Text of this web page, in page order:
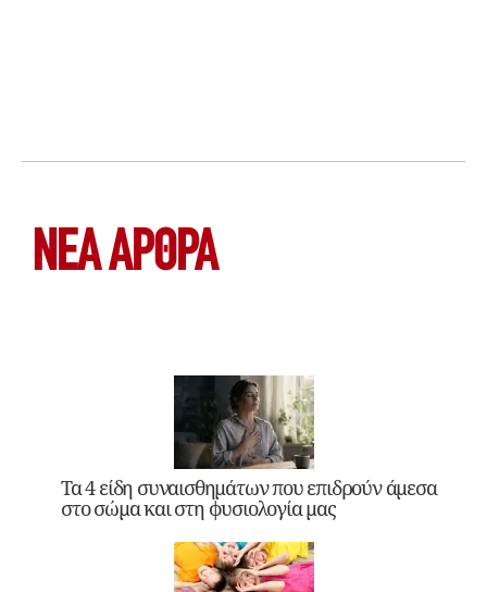
ΝΕΑ ΆΡΘΡΑ
Τα 4 είδη συναισθημάτων που επιδρούν άμεσα
στο σώμα και στη φυσιολογία μας